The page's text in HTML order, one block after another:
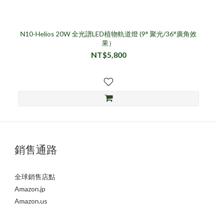
N10-Helios 20W 全光譜LED植物軌道燈 (9° 聚光/36°廣角效
果）
NT$5,800
銷售通路
全球銷售店點
Amazon.jp
Amazon.us